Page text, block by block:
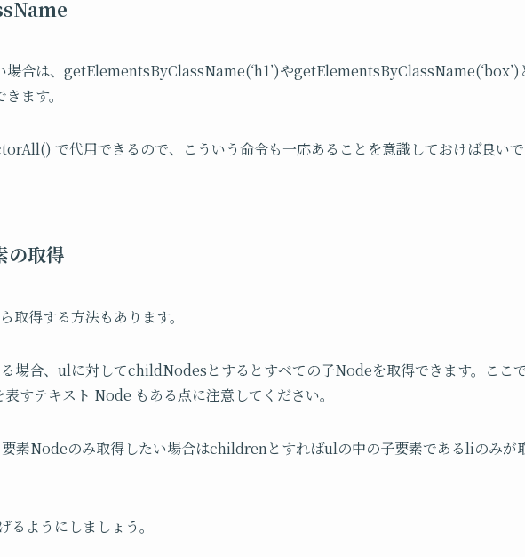
場合は、getElementsByClassName(‘h1’)やgetElementsByClassName(‘box’)
ます。
で代用できるので、こういう命令も一応あることを意識しておけば良いで
の取得
取得する方法もあります。
場合、ulに対してchildNodesとするとすべての子Nodeを取得できます。ここ
すテキスト Node もある点に注意してください。
素Nodeのみ取得したい場合はchildrenとすればulの中の子要素であるliのみが
ようにしましょう。